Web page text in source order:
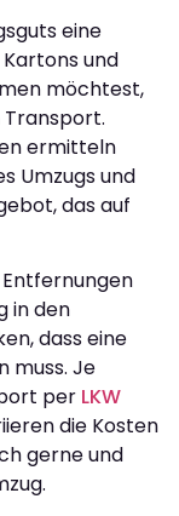
eine
und
möchtest,
ermitteln
Umzugs und
das auf
in den
dass eine
muss. Je
per LKW
die Kosten
gerne und